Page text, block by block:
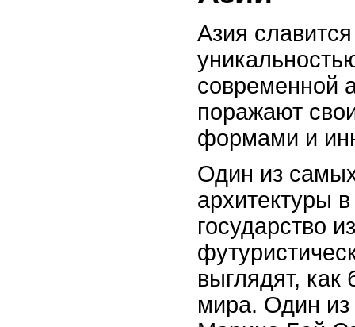
Азия
современной
поражают
формами и
Один из
архитектуры
государство
выглядят, как
мира. Один из